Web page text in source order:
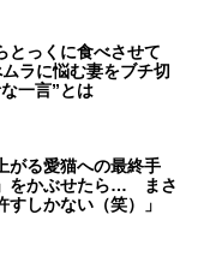
とっくに食べさせて
ラに悩む妻をブチ切
一言”とは
がる愛猫への最終手
をかぶせたら… まさ
しかない（笑）」